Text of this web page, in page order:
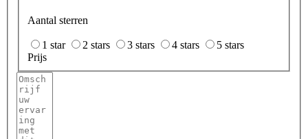
Aantal sterren
1 star 2 stars 3 stars 4 stars
5 stars
Prijs